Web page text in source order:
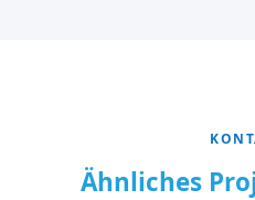
Ähnliches